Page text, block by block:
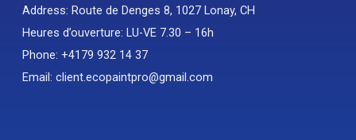
Address: Route de Denges 8, 1027 Lonay, CH
Heures d’ouverture: LU-VE 7.30 – 16h
Phone: +4179 932 14 37
Email: client.ecopaintpro@gmail.com